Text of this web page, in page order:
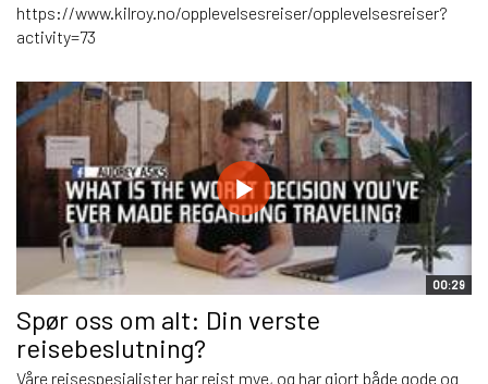
https://www.kilroy.no/opplevelsesreiser/opplevelsesreiser?
activity=73
00:29
Spør oss om alt: Din verste
reisebeslutning?
Våre reisespesialister har reist mye, og har gjort både gode og